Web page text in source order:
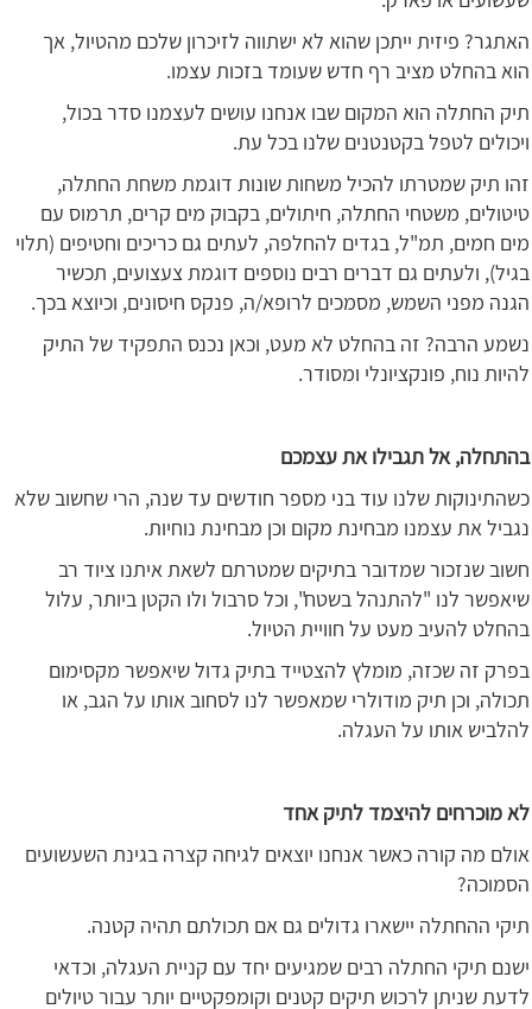
האתגר? פיזית ייתכן שהוא לא ישתווה לזיכרון שלכם מהטיול, אך
הוא בהחלט מציב רף חדש שעומד בזכות עצמו.
תיק החתלה הוא המקום שבו אנחנו עושים לעצמנו סדר בכול,
ויכולים לטפל בקטנטנים שלנו בכל עת.
זהו תיק שמטרתו להכיל משחות שונות דוגמת משחת החתלה,
טיטולים, משטחי החתלה, חיתולים, בקבוק מים קרים, תרמוס עם
מים חמים, תמ"ל, בגדים להחלפה, לעתים גם כריכים וחטיפים (תלוי
בגיל), ולעתים גם דברים רבים נוספים דוגמת צעצועים, תכשיר
הגנה מפני השמש, מסמכים לרופא/ה, פנקס חיסונים, וכיוצא בכך.
נשמע הרבה? זה בהחלט לא מעט, וכאן נכנס התפקיד של התיק
להיות נוח, פונקציונלי ומסודר.
בהתחלה, אל תגבילו את עצמכם
כשהתינוקות שלנו עוד בני מספר חודשים עד שנה, הרי שחשוב שלא
נגביל את עצמנו מבחינת מקום וכן מבחינת נוחיות.
חשוב שנזכור שמדובר בתיקים שמטרתם לשאת איתנו ציוד רב
שיאפשר לנו "להתנהל בשטח", וכל סרבול ולו הקטן ביותר, עלול
בהחלט להעיב מעט על חוויית הטיול.
בפרק זה שכזה, מומלץ להצטייד בתיק גדול שיאפשר מקסימום
תכולה, וכן תיק מודולרי שמאפשר לנו לסחוב אותו על הגב, או
להלביש אותו על העגלה.
לא מוכרחים להיצמד לתיק אחד
אולם מה קורה כאשר אנחנו יוצאים לגיחה קצרה בגינת השעשועים
הסמוכה?
תיקי ההחתלה יישארו גדולים גם אם תכולתם תהיה קטנה.
ישנם תיקי החתלה רבים שמגיעים יחד עם קניית העגלה, וכדאי
לדעת שניתן לרכוש תיקים קטנים וקומפקטיים יותר עבור טיולים